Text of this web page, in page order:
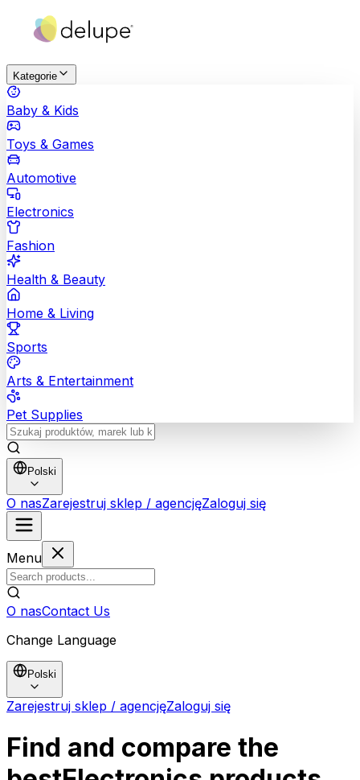
Kategorie
Baby & Kids
Toys & Games
Automotive
Electronics
Fashion
Health & Beauty
Home & Living
Sports
Arts & Entertainment
Pet Supplies
Polski
O nasZarejestruj sklep / agencjęZaloguj się
Menu
O nasContact Us
Change Language
Polski
Zarejestruj sklep / agencjęZaloguj się
Find and compare the